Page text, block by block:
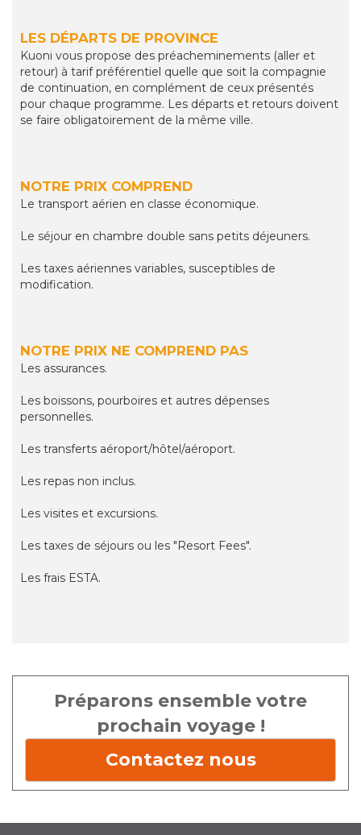
LES DÉPARTS DE PROVINCE
Kuoni vous propose des préacheminements (aller et
retour) à tarif préférentiel quelle que soit la compagnie
de continuation, en complément de ceux présentés
pour chaque programme. Les départs et retours doivent
se faire obligatoirement de la même ville.
NOTRE PRIX COMPREND
Le transport aérien en classe économique.
Le séjour en chambre double sans petits déjeuners.
Les taxes aériennes variables, susceptibles de
modification.
NOTRE PRIX NE COMPREND PAS
Les assurances.
Les boissons, pourboires et autres dépenses
personnelles.
Les transferts aéroport/hôtel/aéroport.
Les repas non inclus.
Les visites et excursions.
Les taxes de séjours ou les "Resort Fees".
Les frais ESTA.
Préparons ensemble votre
prochain voyage !
Contactez nous